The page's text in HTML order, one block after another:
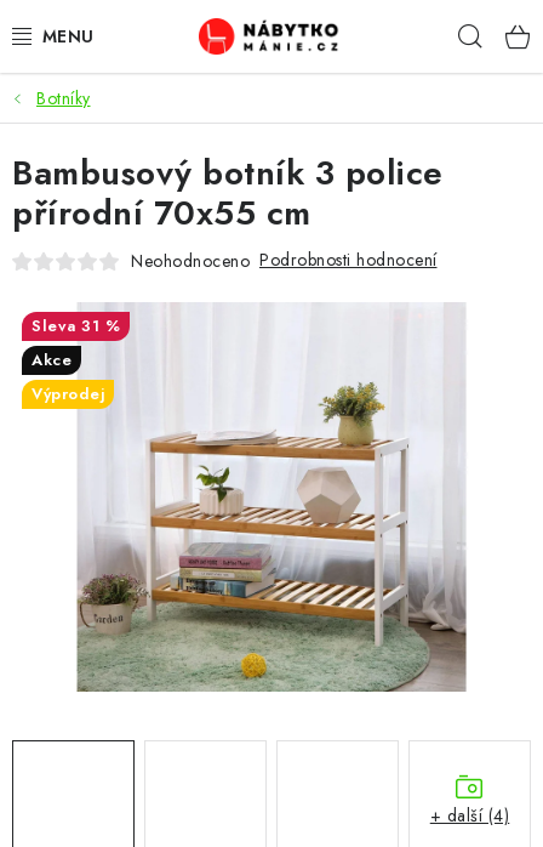
na
OBÝVACÍ POKOJ
KUCHYŇ A JÍDELNA
LOŽNICE
KANCELÁŘ / PRACOVNA
CHOVATELSKÉ POTŘEBY
DOPLŇKY A DEKORACE
ZAHRADA
OSTATNÍ
Botníky
Bambusový botník 3 police
přírodní 70x55 cm
Neohodnoceno Podrobnosti hodnocení
31 %
Akce
Výprodej
+ další (4)